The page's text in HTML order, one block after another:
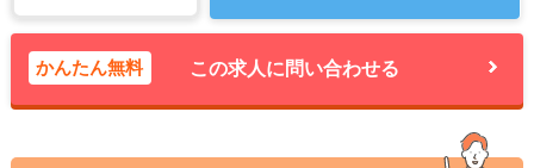
かんたん無料 この求人に問い合わせる